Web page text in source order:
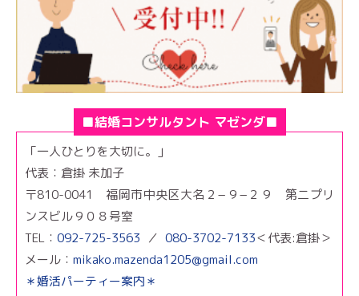
■結婚コンサルタント マゼンダ■
「一人ひとりを大切に。」
代表：倉掛 未加子
〒810-0041 福岡市中央区大名２−９−２９ 第二プリ
ンスビル９０８号室
TEL： 092-725-3563 ／ 080-3702-7133＜代表:倉掛＞
メール： mikako.mazenda1205@gmail.com
＊婚活パーティー案内＊